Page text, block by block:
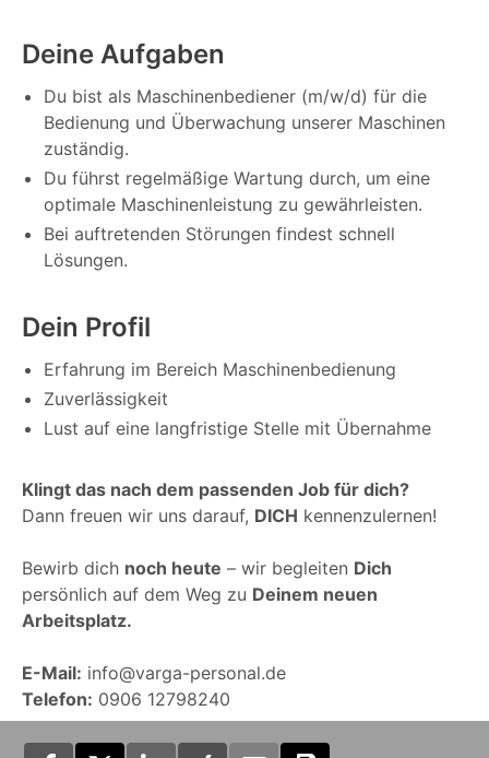
Deine Aufgaben
Du bist als Maschinenbediener (m/w/d) für die
Bedienung und Überwachung unserer Maschinen
zuständig.
Du führst regelmäßige Wartung durch, um eine
optimale Maschinenleistung zu gewährleisten.
Bei auftretenden Störungen findest schnell
Lösungen.
Dein Profil
Erfahrung im Bereich Maschinenbedienung
Zuverlässigkeit
Lust auf eine langfristige Stelle mit Übernahme
Klingt das nach dem passenden Job für dich?
Dann freuen wir uns darauf, DICH kennenzulernen!
Bewirb dich noch heute – wir begleiten Dich
persönlich auf dem Weg zu Deinem neuen
Arbeitsplatz.
E-Mail: info@varga-personal.de
Telefon: 0906 12798240